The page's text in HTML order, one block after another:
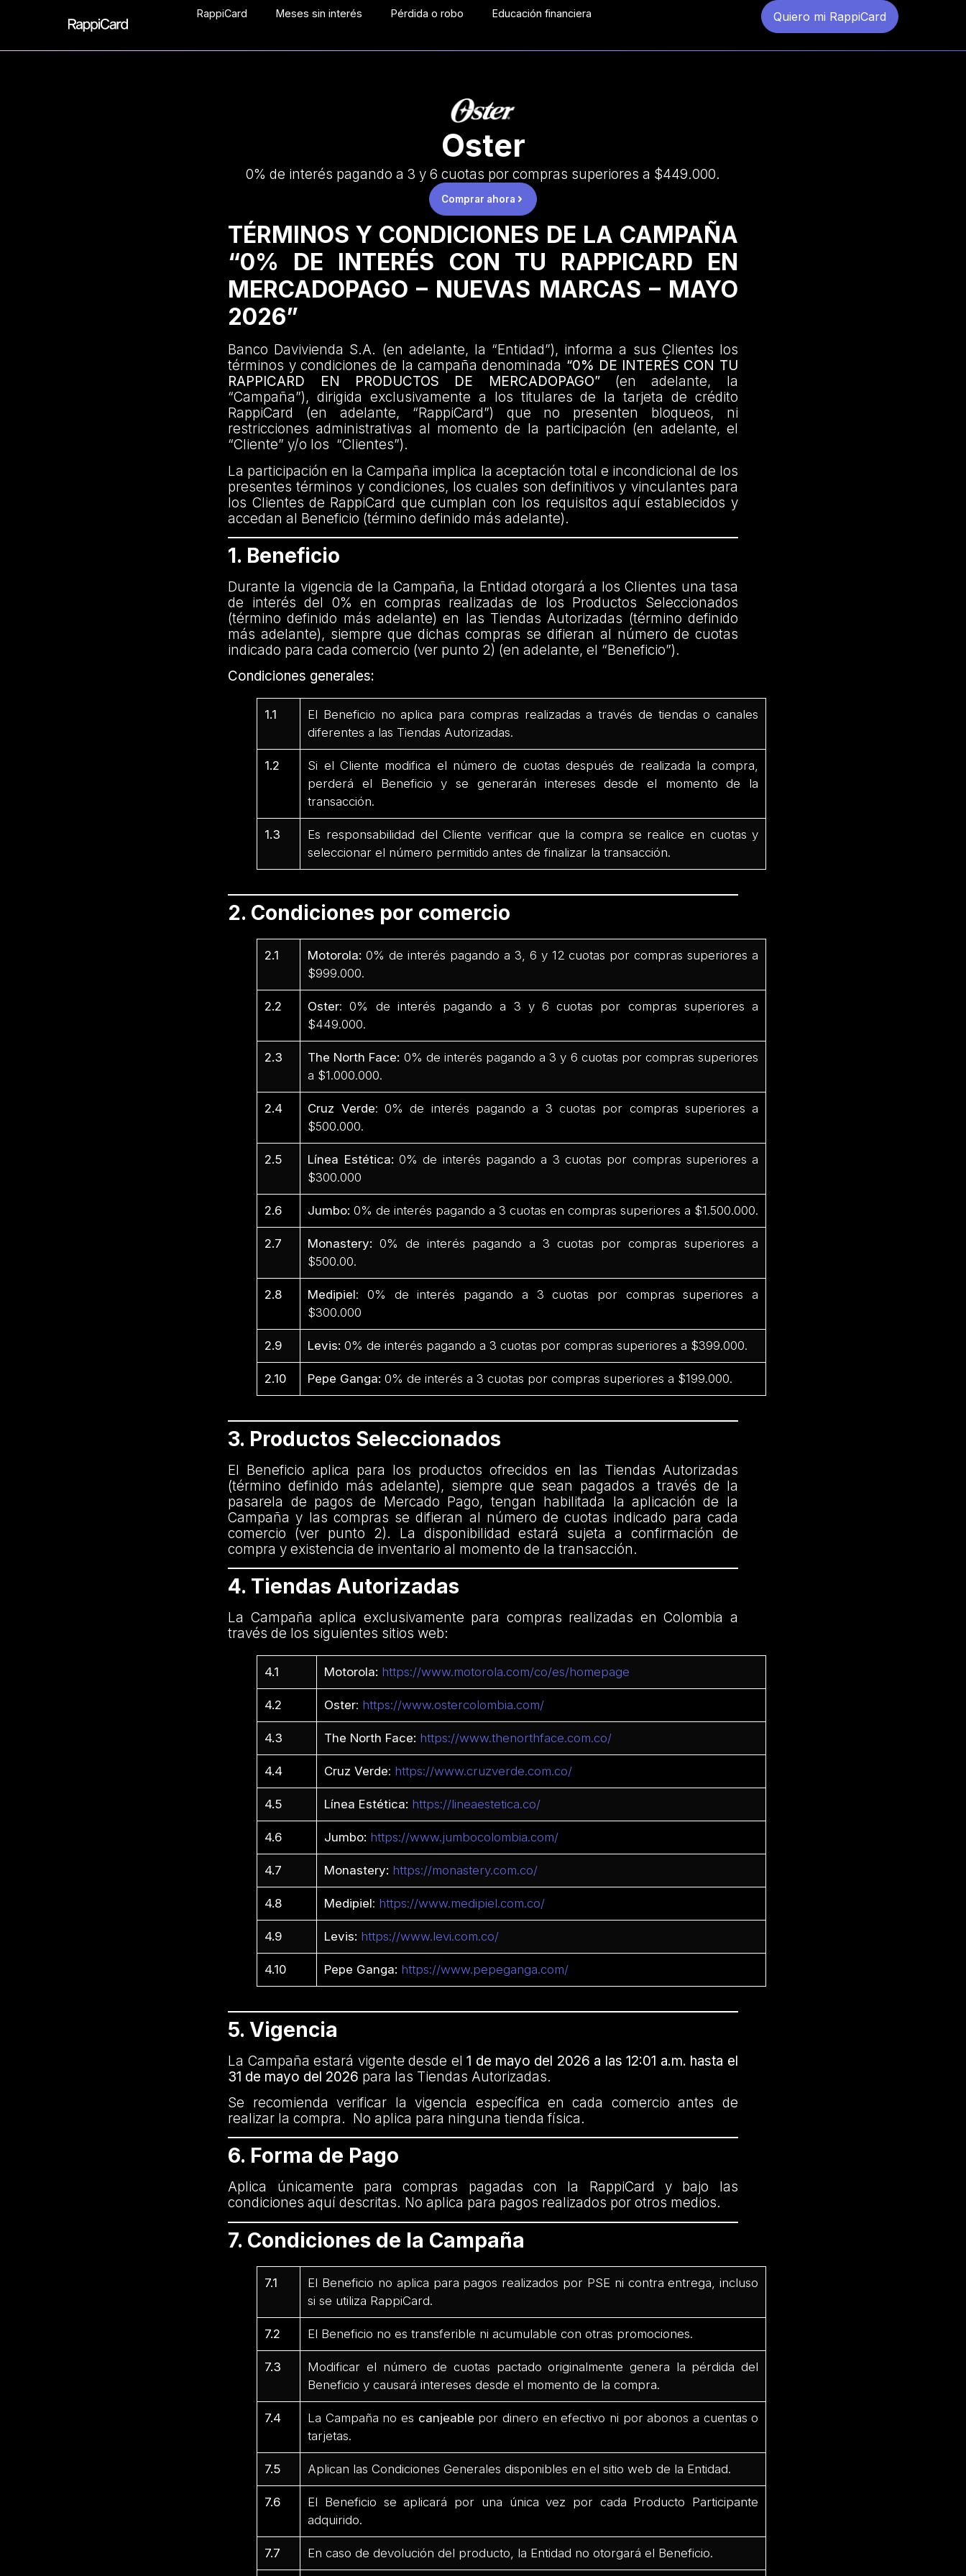
RappiCard Meses sin interés Pérdida o robo Educación financiera Quiero mi RappiCard
Oster
0% de interés pagando a 3 y 6 cuotas por compras superiores a $449.000.
Comprar ahora
TÉRMINOS Y CONDICIONES DE LA CAMPAÑA
“0% DE INTERÉS CON TU RAPPICARD EN
MERCADOPAGO – NUEVAS MARCAS – MAYO
2026”
Banco Davivienda S.A. (en adelante, la “Entidad”), informa a sus Clientes los
términos y condiciones de la campaña denominada “0% DE INTERÉS CON TU
RAPPICARD EN PRODUCTOS DE MERCADOPAGO”(en adelante, la
“Campaña”), dirigida exclusivamente a los titulares de la tarjeta de crédito
RappiCard (en adelante, “RappiCard”) que no presenten bloqueos, ni
restricciones administrativas al momento de la participación (en adelante, el
“Cliente” y/o los “Clientes”).
La participación en la Campaña implica la aceptación total e incondicional de los
presentes términos y condiciones, los cuales son definitivos y vinculantes para
los Clientes de RappiCard que cumplan con los requisitos aquí establecidos y
accedan al Beneficio (término definido más adelante).
1. Beneficio
Durante la vigencia de la Campaña, la Entidad otorgará a los Clientes una tasa
de interés del 0% en compras realizadas de los Productos Seleccionados
(término definido más adelante) en las Tiendas Autorizadas (término definido
más adelante), siempre que dichas compras se difieran al número de cuotas
indicado para cada comercio (ver punto 2) (en adelante, el “Beneficio”).
Condiciones generales:
1.1
El Beneficio no aplica para compras realizadas a través de tiendas o canales
diferentes a las Tiendas Autorizadas.
1.2
Si el Cliente modifica el número de cuotas después de realizada la compra,
perderá el Beneficio y se generarán intereses desde el momento de la
transacción.
1.3
Es responsabilidad del Cliente verificar que la compra se realice en cuotas y
seleccionar el número permitido antes de finalizar la transacción.
2. Condiciones por comercio
2.1 Motorola:0% de interés pagando a 3, 6 y 12 cuotas por compras superiores a
$999.000.
2.2 Oster: 0% de interés pagando a 3 y 6 cuotas por compras superiores a
$449.000.
2.3 The North Face: 0% de interés pagando a 3 y 6 cuotas por compras superiores
a $1.000.000.
2.4 Cruz Verde: 0% de interés pagando a 3 cuotas por compras superiores a
$500.000.
2.5 Línea Estética: 0% de interés pagando a 3 cuotas por compras superiores a
$300.000
2.6 Jumbo: 0% de interés pagando a 3 cuotas en compras superiores a $1.500.000.
2.7 Monastery: 0% de interés pagando a 3 cuotas por compras superiores a
$500.00.
2.8 Medipiel: 0% de interés pagando a 3 cuotas por compras superiores a
$300.000
2.9 Levis:0% de interés pagando a 3 cuotas por compras superiores a $399.000.
2.10 Pepe Ganga: 0% de interés a 3 cuotas por compras superiores a $199.000.
3. Productos Seleccionados
El Beneficio aplica para los productos ofrecidos en las Tiendas Autorizadas
(término definido más adelante), siempre que sean pagados a través de la
pasarela de pagos de Mercado Pago, tengan habilitada la aplicación de la
Campaña y las compras se difieran al número de cuotas indicado para cada
comercio (ver punto 2). La disponibilidad estará sujeta a confirmación de
compra y existencia de inventario al momento de la transacción.
4. Tiendas Autorizadas
La Campaña aplica exclusivamente para compras realizadas en Colombia a
través de los siguientes sitios web:
4.1 Motorola: https://www.motorola.com/co/es/homepage
4.2 Oster: https://www.ostercolombia.com/
4.3 The North Face: https://www.thenorthface.com.co/
4.4 Cruz Verde: https://www.cruzverde.com.co/
4.5 Línea Estética: https://lineaestetica.co/
4.6 Jumbo: https://www.jumbocolombia.com/
4.7 Monastery: https://monastery.com.co/
4.8 Medipiel: https://www.medipiel.com.co/
4.9 Levis: https://www.levi.com.co/
4.10 Pepe Ganga: https://www.pepeganga.com/
5. Vigencia
La Campaña estará vigente desde el 1 de mayo del 2026 a las 12:01 a.m. hasta el
31 de mayo del 2026 para las Tiendas Autorizadas.
Se recomienda verificar la vigencia específica en cada comercio antes de
realizar la compra. No aplica para ninguna tienda física.
6. Forma de Pago
Aplica únicamente para compras pagadas con la RappiCard y bajo las
condiciones aquí descritas. No aplica para pagos realizados por otros medios.
7. Condiciones de la Campaña
7.1
El Beneficio no aplica para pagos realizados por PSE ni contra entrega, incluso
si se utiliza RappiCard.
7.2 El Beneficio no es transferible ni acumulable con otras promociones.
7.3
Modificar el número de cuotas pactado originalmente genera la pérdida del
Beneficio y causará intereses desde el momento de la compra.
7.4 La Campaña no es canjeable por dinero en efectivo ni por abonos a cuentas o
tarjetas.
7.5 Aplican las Condiciones Generales disponibles en el sitio web de la Entidad.
7.6
El Beneficio se aplicará por una única vez por cada Producto Participante
adquirido.
7.7 En caso de devolución del producto, la Entidad no otorgará el Beneficio.